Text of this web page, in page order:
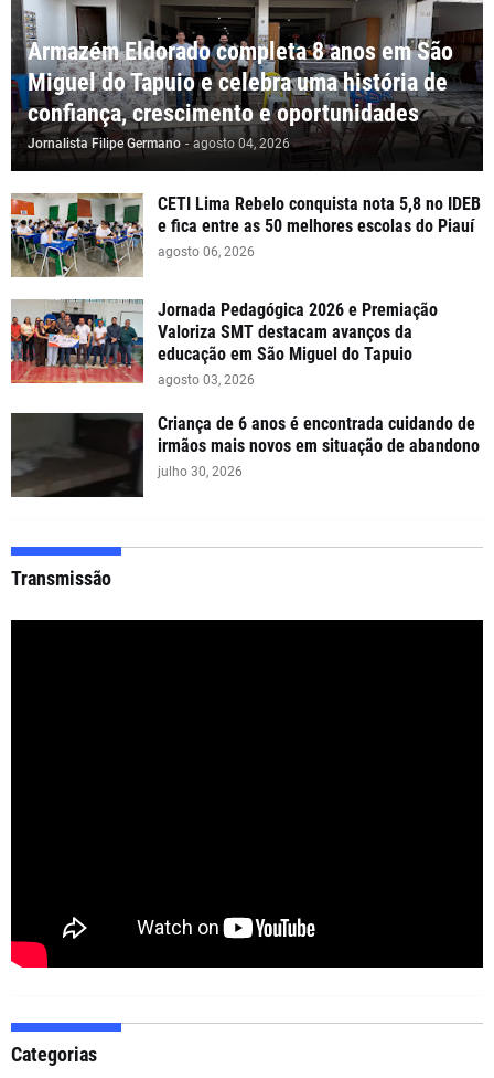
Armazém Eldorado completa 8 anos em São
Miguel do Tapuio e celebra uma história de
confiança, crescimento e oportunidades
Jornalista Filipe Germano - agosto 04, 2026
CETI Lima Rebelo conquista nota 5,8 no IDEB
e fica entre as 50 melhores escolas do Piauí
agosto 06, 2026
Jornada Pedagógica 2026 e Premiação
Valoriza SMT destacam avanços da
educação em São Miguel do Tapuio
agosto 03, 2026
Criança de 6 anos é encontrada cuidando de
irmãos mais novos em situação de abandono
julho 30, 2026
Transmissão
Categorias